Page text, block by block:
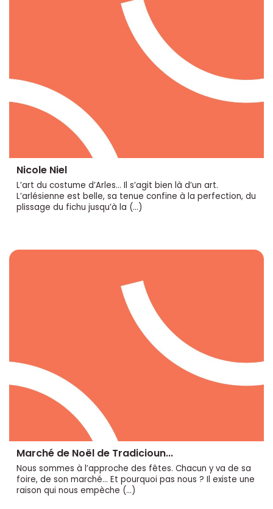
Nicole Niel
L’art du costume d’Arles... Il s’agit bien là d’un art.
L’arlésienne est belle, sa tenue confine à la perfection, du
plissage du fichu jusqu’à la (…)
Marché de Noël de Tradicioun...
Nous sommes à l’approche des fêtes. Chacun y va de sa
foire, de son marché... Et pourquoi pas nous ? Il existe une
raison qui nous empèche (…)